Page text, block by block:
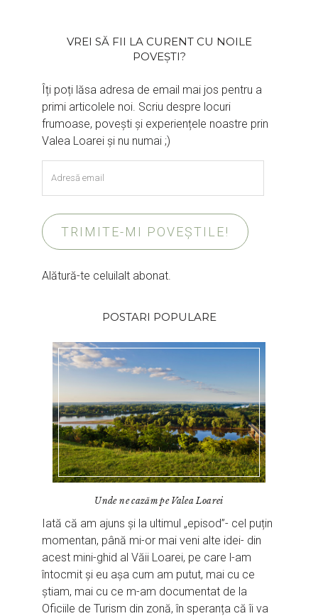
VREI SĂ FII LA CURENT CU NOILE
POVEȘTI?
Îți poți lăsa adresa de email mai jos pentru a
primi articolele noi. Scriu despre locuri
frumoase, povești și experiențele noastre prin
Valea Loarei și nu numai ;)
email
TRIMITE-MI POVEȘTILE!
Alătură-te celuilalt abonat.
POSTARI POPULARE
Unde ne cazăm pe Valea Loarei
Iată că am ajuns și la ultimul „episod”- cel puțin
momentan, până mi-or mai veni alte idei- din
acest mini-ghid al Văii Loarei, pe care l-am
întocmit și eu așa cum am putut, mai cu ce
știam, mai cu ce m-am documentat de la
Oficiile de Turism din zonă, în speranța că îi va